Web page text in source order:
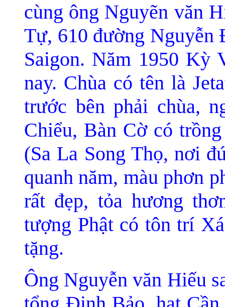
cùng ông Nguyẽn văn
Tự, 610 đường Nguyễn
Saigon. Năm 1950 Kỳ
nay. Chùa có tên là
trước bên phải chùa, n
Chiểu, Bàn Cờ có
(Sa La Song Thọ, nơi đ
quanh năm, màu phơn
rất đẹp, tỏa hương
tượng Phật có tôn trí
tặng.
Ông Nguyễn văn Hiếu